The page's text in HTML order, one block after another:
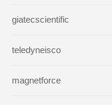
giatecscientific
teledyneisco
magnetforce